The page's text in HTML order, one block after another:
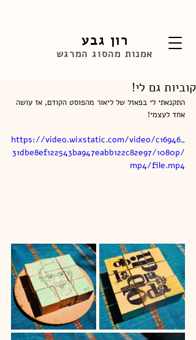
רון גבע
אמנות מהסוג המרגש
קוביות גם לי!
התקנאתי לי בפאזל של ליאור מהפוסט הקודם, אז עושה
אחד לעצמי!
https://video.wixstatic.com/video/c16946_
31dbe8ef122543ba947eabb122c82e97/1080p/
mp4/file.mp4